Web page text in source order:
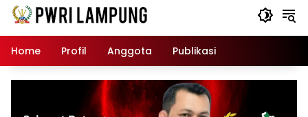
Home Profil Anggota Publikasi